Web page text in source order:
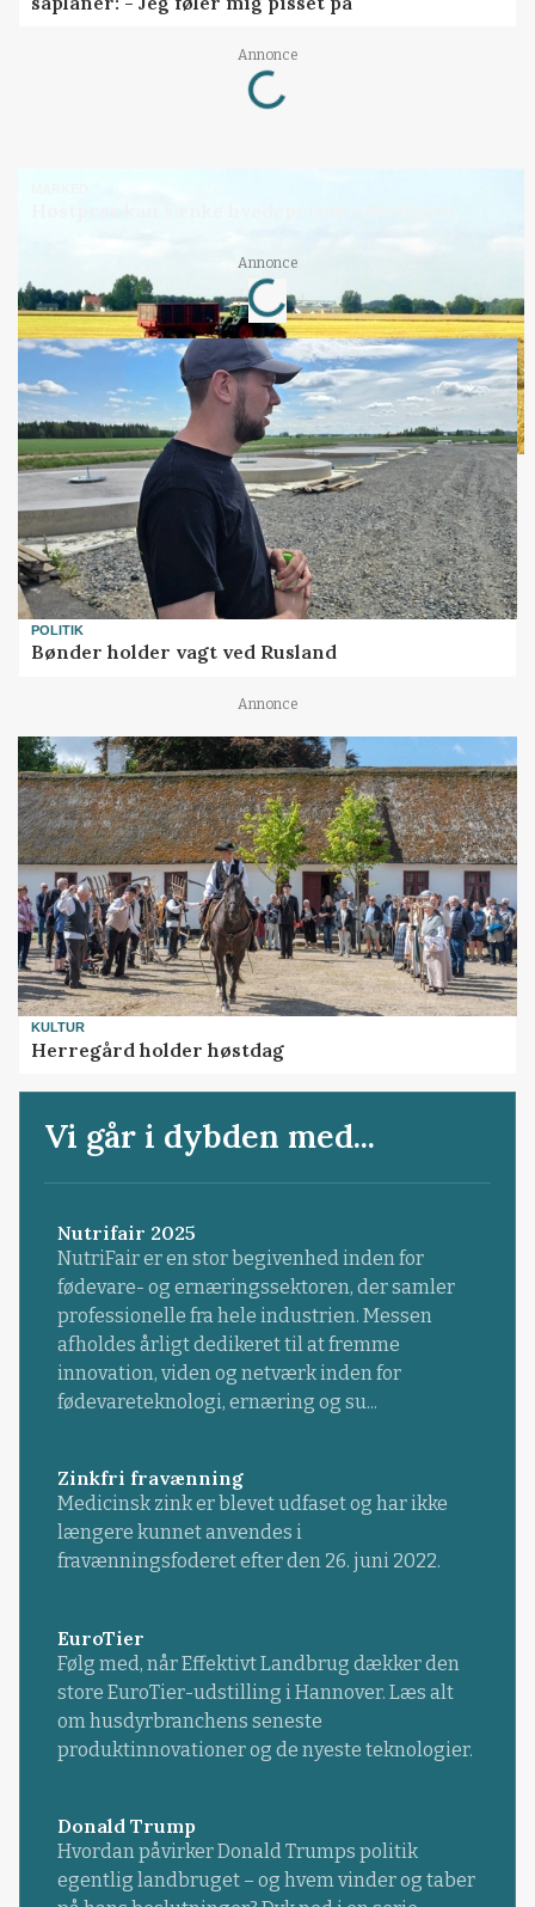
Annonce
Loading...
Annonce
Loading...
POLITIK
Bønder holder vagt ved Rusland
Annonce
KULTUR
Herregård holder høstdag
Vi går i dybden med...
Nutrifair 2025
NutriFair er en stor begivenhed inden for
fødevare- og ernæringssektoren, der samler
professionelle fra hele industrien. Messen
afholdes årligt dedikeret til at fremme
innovation, viden og netværk inden for
fødevareteknologi, ernæring og su...
Zinkfri fravænning
Medicinsk zink er blevet udfaset og har ikke
længere kunnet anvendes i
fravænningsfoderet efter den 26. juni 2022.
EuroTier
Følg med, når Effektivt Landbrug dækker den
store EuroTier-udstilling i Hannover. Læs alt
om husdyrbranchens seneste
produktinnovationer og de nyeste teknologier.
Donald Trump
Hvordan påvirker Donald Trumps politik
egentlig landbruget – og hvem vinder og taber